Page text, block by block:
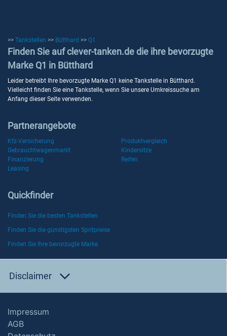
>> Tankstellen >> Bütthard >> Q1
Finden Sie auf clever-tanken.de die ihre bevorzugte
Marke Q1 in Bütthard
Leider betreibt Ihre bevorzugte Marke Q1 keine Tankstelle in Bütthard.
Vielleicht finden Sie eine Tankstelle, wenn Sie unsere Umkreissuche am
Anfang dieser Seite verwenden.
Partnerangebote
Kfz-Versicherung
Produktvergleich
Gebrauchtwagenmarkt
Kindersitze
Finanzierung
Reifen
Leasing
Quickfinder
Finden Sie die besten Tankstellen
Finden Sie die günstigsten Spritpreise
Finden Sie Ihre bevorzugte Marke
Disclaimer
Impressum
AGB